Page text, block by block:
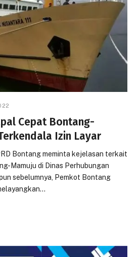
Cepat Bontang-
Izin Layar
Bontang meminta kejelasan terkait
Mamuju di Dinas Perhubungan
sebelumnya, Pemkot Bontang